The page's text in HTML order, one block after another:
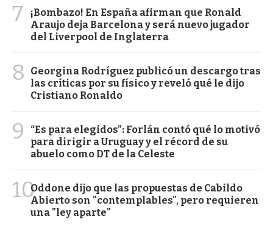
7
¡Bombazo! En España afirman que Ronald
Araujo deja Barcelona y será nuevo jugador
del Liverpool de Inglaterra
8
Georgina Rodríguez publicó un descargo tras
las críticas por su físico y reveló qué le dijo
Cristiano Ronaldo
9
“Es para elegidos”: Forlán contó qué lo motivó
para dirigir a Uruguay y el récord de su
abuelo como DT de la Celeste
10Oddone dijo que las propuestas de Cabildo
Abierto son "contemplables", pero requieren
una "ley aparte"